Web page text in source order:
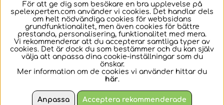
Svenska
För att ge dig som besökare en bra upplevelse på
spelexperten.com använder vi cookies. Det handlar dels
om helt nödvändiga cookies för webbsidans
grundfunktionalitet, men även cookies för bättre
prestanda, personalisering, funktionalitet med mera.
Vi rekommenderar att du accepterar samtliga typer av
cookies. Det är dock du som bestämmer och du kan själv
välja att anpassa dina cookie-inställningar som du
önskar.
Mer information om de cookies vi använder hittar du
här.
Anpassa Acceptera rekommenderade